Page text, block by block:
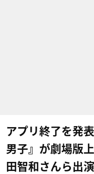
アプリ終了を発
男子』が劇場版
田智和さんら出演